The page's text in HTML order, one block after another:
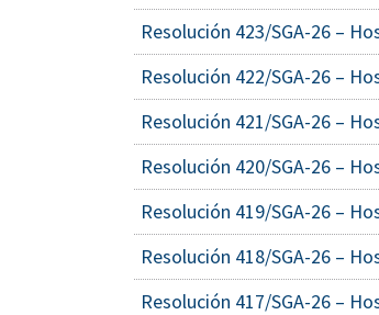
Resolución 423/SGA-26 –
Resolución 422/SGA-26 –
Resolución 421/SGA-26 –
Resolución 420/SGA-26 –
Resolución 419/SGA-26 –
Resolución 418/SGA-26 –
Resolución 417/SGA-26 –